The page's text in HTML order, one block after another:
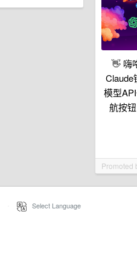
👋 嗨
Claude
模型
航按
Promoted
Select Language